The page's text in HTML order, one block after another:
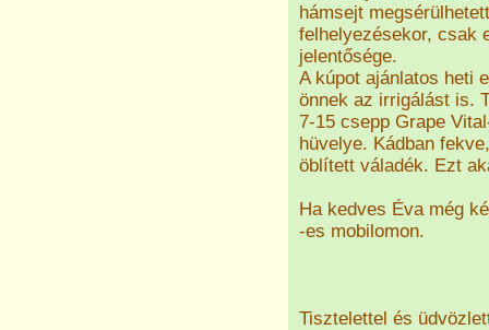
hámsejt
felhelyezésekor, csak
jelentősége.
A kúpot ajánlatos heti
önnek az irrigálást is.
7-15 csepp Grape
hüvelye. Kádban
öblített váladék. Ezt
Ha kedves Éva még
-es mobilomon.
Tisztelettel és